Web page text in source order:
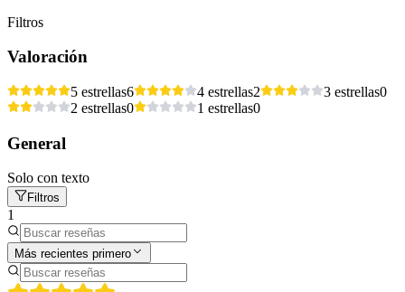
Filtros
Valoración
5 estrellas6 4 estrellas2 3 estrellas0
2 estrellas0 1 estrellas0
General
Solo con texto
Filtros
1
Más recientes primero